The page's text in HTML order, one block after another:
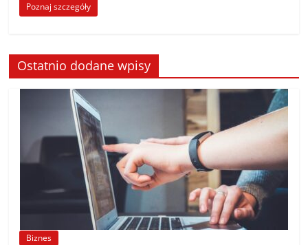
Poznaj szczegóły
Ostatnio dodane wpisy
Biznes